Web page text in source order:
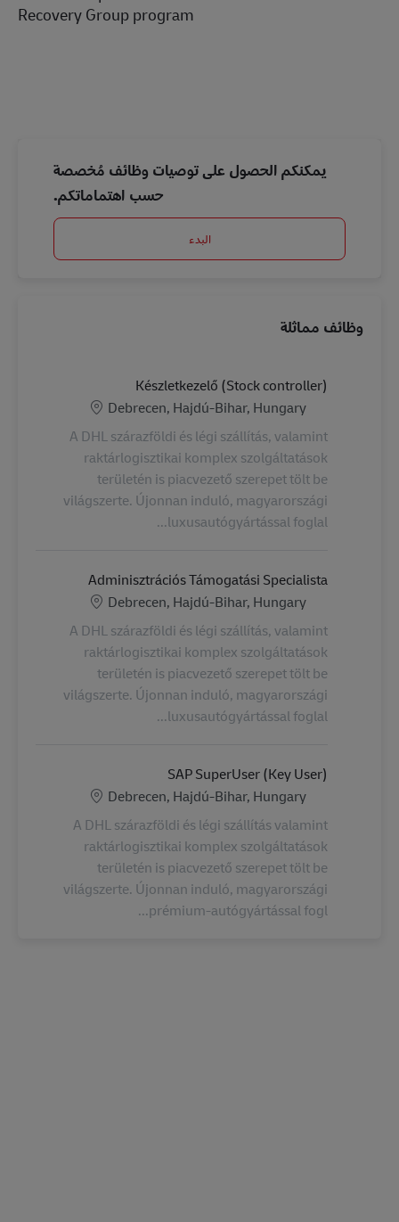
Recovery Group program
يمكنكم الحصول على توصيات وظائف مُخصصة
حسب اهتماماتكم.
البدء
وظائف مماثلة
Készletkezelő (Stock controller)
الموقع
Debrecen, Hajdú-Bihar, Hungary
A DHL szárazföldi és légi szállítás, valamint
raktárlogisztikai komplex szolgáltatások
területén is piacvezető szerepet tölt be
világszerte. Újonnan induló, magyarországi
luxusautógyártással foglal...
Adminisztrációs Támogatási Specialista
الموقع
Debrecen, Hajdú-Bihar, Hungary
A DHL szárazföldi és légi szállítás, valamint
raktárlogisztikai komplex szolgáltatások
területén is piacvezető szerepet tölt be
világszerte. Újonnan induló, magyarországi
luxusautógyártással foglal...
SAP SuperUser (Key User)
الموقع
Debrecen, Hajdú-Bihar, Hungary
A DHL szárazföldi és légi szállítás valamint
raktárlogisztikai komplex szolgáltatások
területén is piacvezető szerepet tölt be
világszerte. Újonnan induló, magyarországi
prémium-autógyártással fogl...